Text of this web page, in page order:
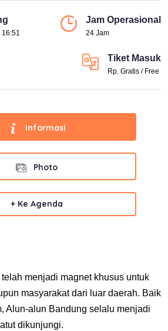
16:51
Jam Operasional
24 Jam
Tiket Masuk
Rp. Gratis / Free
Informasi
Photo
+ Ke Agenda
telah menjadi magnet khusus untuk
masyarakat dari luar daerah. Baik
Alun-alun Bandung selalu menjadi
dikunjungi.